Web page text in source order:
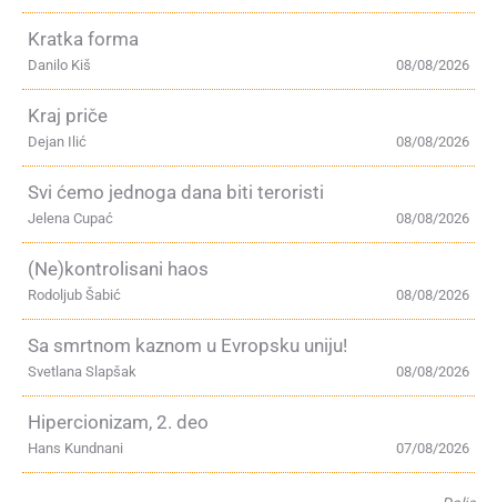
Kratka forma
08/08/2026
Danilo Kiš
Kraj priče
08/08/2026
Dejan Ilić
Svi ćemo jednoga dana biti teroristi
08/08/2026
Jelena Cupać
(Ne)kontrolisani haos
08/08/2026
Rodoljub Šabić
Sa smrtnom kaznom u Evropsku uniju!
08/08/2026
Svetlana Slapšak
Hipercionizam, 2. deo
07/08/2026
Hans Kundnani